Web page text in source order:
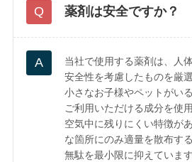
薬剤は安全ですか？
当社で使用する薬剤は、人
安全性を考慮したものを厳
小さなお子様やペットがい
ご利用いただける成分を使
空気中に残りにくい特徴が
な箇所にのみ適量を散布す
無駄を最小限に抑えています